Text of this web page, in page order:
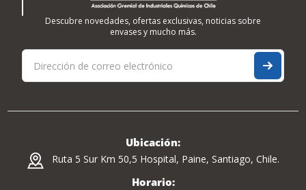
Descubre novedades, ofertas exclusivas, noticias sobre
envases y mucho más.
Ubicación:
Ruta 5 Sur Km 50,5 Hospital, Paine, Santiago, Chile.
Horario: